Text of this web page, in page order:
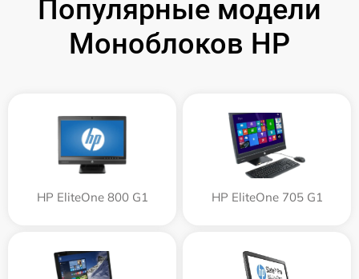
Популярные модели
Моноблоков HP
HP EliteOne 800 G1 HP EliteOne 705 G1